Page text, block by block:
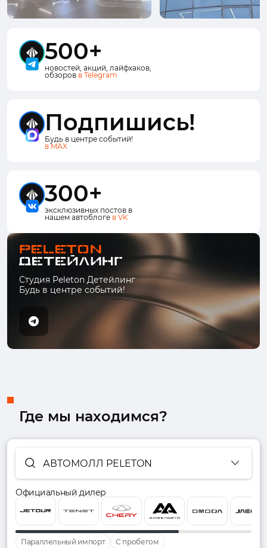
500+
новостей, акций, лайфхаков,
обзоров в Telegram
Подпишись!
Будь в центре событий!
в MAX
300+
эксклюзивных постов в
нашем автоблоге в VK
Студия Peleton Детейлинг
Будь в центре событий!
Где мы находимся?
АВТОМОЛЛ PELETON
Официальный дилер
Параллельный импорт С пробегом